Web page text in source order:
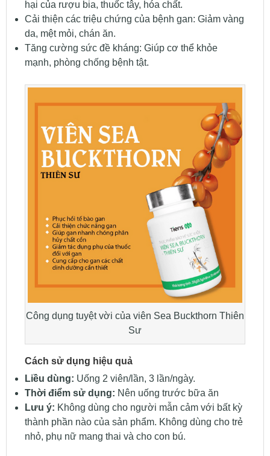
hại của rượu bia, thuốc tây, hóa chất.
Cải thiện các triệu chứng của bệnh gan: Giảm vàng
da, mệt mỏi, chán ăn.
Tăng cường sức đề kháng: Giúp cơ thể khỏe
mạnh, phòng chống bệnh tật.
Công dụng tuyệt vời của viên Sea Buckthorn Thiên
Sư
Cách sử dụng hiệu quả
Liều dùng: Uống 2 viên/lần, 3 lần/ngày.
Thời điểm sử dụng: Nên uống trước bữa ăn
Lưu ý: Không dùng cho người mẫn cảm với bất kỳ
thành phần nào của sản phẩm. Không dùng cho trẻ
nhỏ, phụ nữ mang thai và cho con bú.